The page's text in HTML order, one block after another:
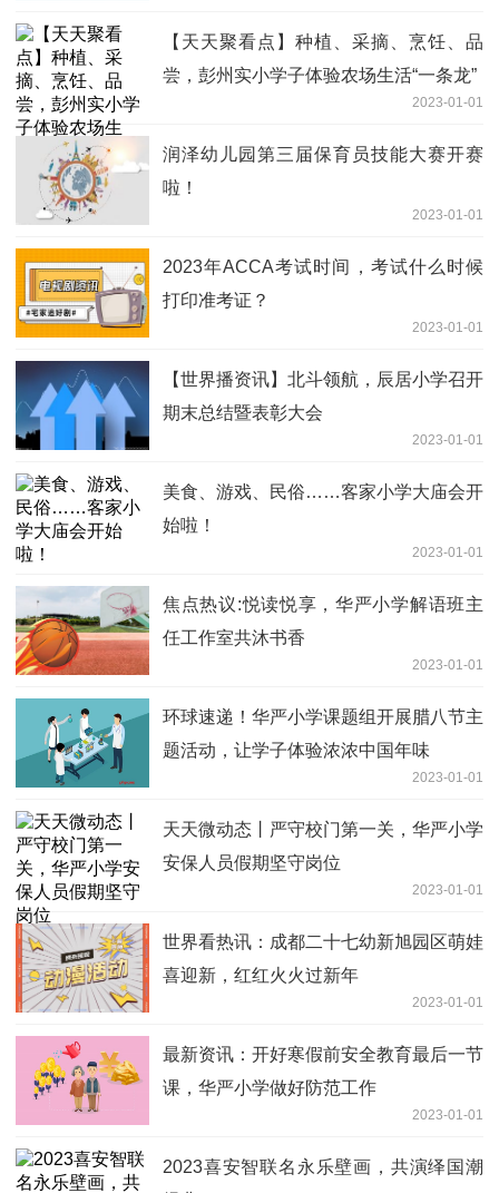
【天天聚看点】种植、采摘、烹饪、品
尝，彭州实小学子体验农场生活“一条龙”
2023-01-01
润泽幼儿园第三届保育员技能大赛开赛
啦！
2023-01-01
2023年ACCA考试时间，考试什么时候
打印准考证？
2023-01-01
【世界播资讯】北斗领航，辰居小学召开
期末总结暨表彰大会
2023-01-01
美食、游戏、民俗……客家小学大庙会开
始啦！
2023-01-01
焦点热议:悦读悦享，华严小学解语班主
任工作室共沐书香
2023-01-01
环球速递！华严小学课题组开展腊八节主
题活动，让学子体验浓浓中国年味
2023-01-01
天天微动态丨严守校门第一关，华严小学
安保人员假期坚守岗位
2023-01-01
世界看热讯：成都二十七幼新旭园区萌娃
喜迎新，红红火火过新年
2023-01-01
最新资讯：开好寒假前安全教育最后一节
课，华严小学做好防范工作
2023-01-01
2023喜安智联名永乐壁画，共演绎国潮